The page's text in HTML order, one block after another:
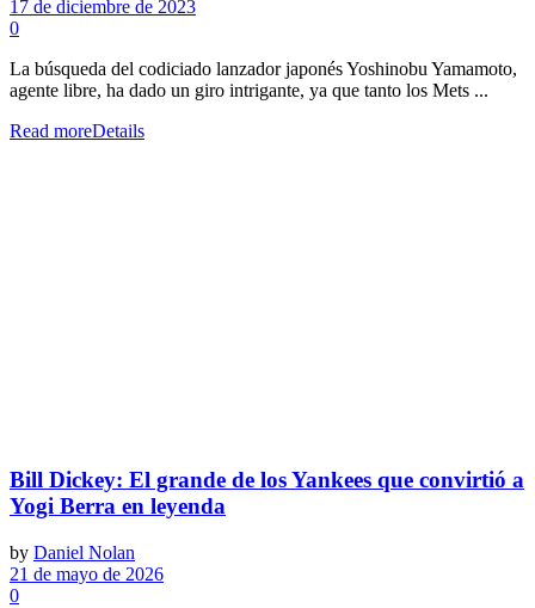
17 de diciembre de 2023
0
La búsqueda del codiciado lanzador japonés Yoshinobu Yamamoto,
agente libre, ha dado un giro intrigante, ya que tanto los Mets ...
Read moreDetails
Bill Dickey: El grande de los Yankees que convirtió a
Yogi Berra en leyenda
by Daniel Nolan
21 de mayo de 2026
0